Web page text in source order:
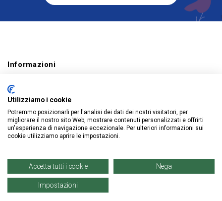
Informazioni
Account
Prodotti
P. IVA: 02671960819
Utilizziamo i cookie
Potremmo posizionarli per l'analisi dei dati dei nostri visitatori, per
migliorare il nostro sito Web, mostrare contenuti personalizzati e offrirti
un'esperienza di navigazione eccezionale. Per ulteriori informazioni sui
cookie utilizziamo aprire le impostazioni.
Accetta tutti i cookie Nega
Impostazioni